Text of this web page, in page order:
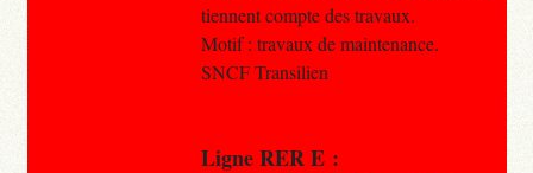
tiennent compte des travaux.
Motif : travaux de maintenance.
SNCF Transilien
Ligne RER E :